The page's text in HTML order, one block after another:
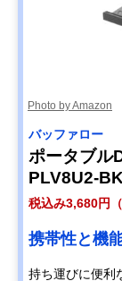
Photo by Amazon
バッファロー
ポータブル
PLV8U2-
税込み3,680円
携帯性と機
持ち運びに便利